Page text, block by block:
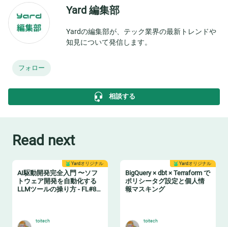
Yard 編集部
Yardの編集部が、テック業界の最新トレンドや
知見について発信します。
フォロー
相談する
Read next
Yardオリジナル
AI駆動開発完全入門 〜ソフ
トウェア開発を自動化する
LLMツールの操り方 - FL#87
toitech
Yardオリジナル
BigQuery × dbt × Terraform で
ポリシータグ設定と個人情
報マスキング
toitech